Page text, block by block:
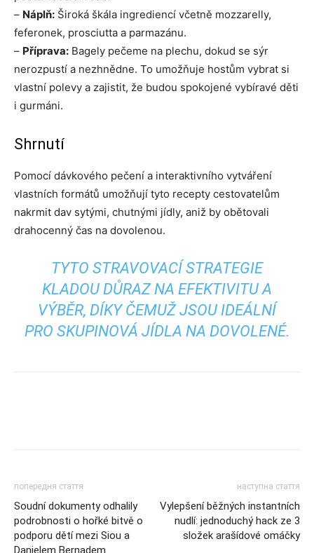
– Náplň: Široká škála ingrediencí včetně mozzarelly,
feferonek, prosciutta a parmazánu.
– Příprava: Bagely pečeme na plechu, dokud se sýr
nerozpustí a nezhnědne. To umožňuje hostům vybrat si
vlastní polevy a zajistit, že budou spokojené vybíravé děti
i gurmáni.
Shrnutí
Pomocí dávkového pečení a interaktivního vytváření
vlastních formátů umožňují tyto recepty cestovatelům
nakrmit dav sytými, chutnými jídly, aniž by obětovali
drahocenný čas na dovolenou.
TYTO STRAVOVACÍ STRATEGIE
KLADOU DŮRAZ NA EFEKTIVITU A
VÝBĚR, DÍKY ČEMUŽ JSOU IDEÁLNÍ
PRO SKUPINOVÁ JÍDLA NA DOVOLENÉ.
попередня стаття
Soudní dokumenty odhalily
podrobnosti o hořké bitvě o
podporu dětí mezi Siou a
Danielem Bernadem
наступна стаття
Vylepšení běžných instantních
nudlí: jednoduchý hack ze 3
složek arašídové omáčky